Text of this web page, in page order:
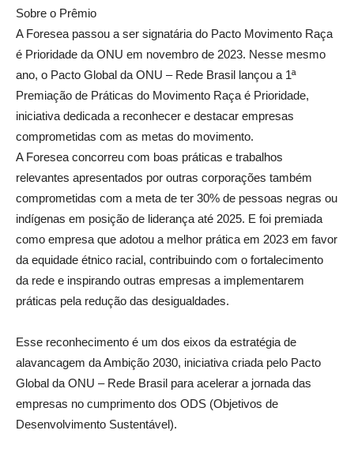
Sobre o Prêmio
A Foresea passou a ser signatária do Pacto Movimento Raça
é Prioridade da ONU em novembro de 2023. Nesse mesmo
ano, o Pacto Global da ONU – Rede Brasil lançou a 1ª
Premiação de Práticas do Movimento Raça é Prioridade,
iniciativa dedicada a reconhecer e destacar empresas
comprometidas com as metas do movimento.
A Foresea concorreu com boas práticas e trabalhos
relevantes apresentados por outras corporações também
comprometidas com a meta de ter 30% de pessoas negras ou
indígenas em posição de liderança até 2025. E foi premiada
como empresa que adotou a melhor prática em 2023 em favor
da equidade étnico racial, contribuindo com o fortalecimento
da rede e inspirando outras empresas a implementarem
práticas pela redução das desigualdades.
Esse reconhecimento é um dos eixos da estratégia de
alavancagem da Ambição 2030, iniciativa criada pelo Pacto
Global da ONU – Rede Brasil para acelerar a jornada das
empresas no cumprimento dos ODS (Objetivos de
Desenvolvimento Sustentável).